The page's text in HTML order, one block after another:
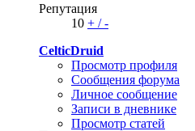
Репутация
10 + /-
CelticDruid
Просмотр профиля
Сообщения форума
Личное сообщение
Записи в дневнике
Просмотр статей